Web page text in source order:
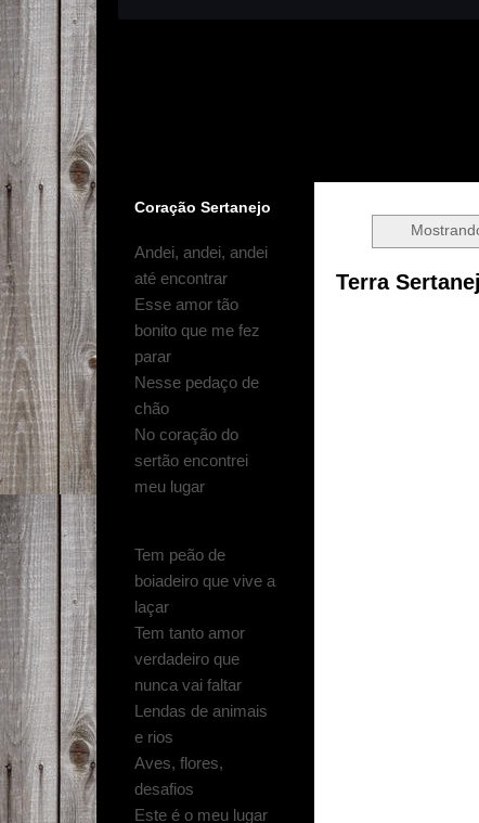
Terra
Coração Sertanejo
Andei, andei, andei
até encontrar
Esse amor tão
bonito que me fez
parar
Nesse pedaço de
chão
No coração do
sertão encontrei
meu lugar
Tem peão de
boiadeiro que vive a
laçar
Tem tanto amor
verdadeiro que
nunca vai faltar
Lendas de animais
e rios
Aves, flores,
desafios
Este é o meu lugar